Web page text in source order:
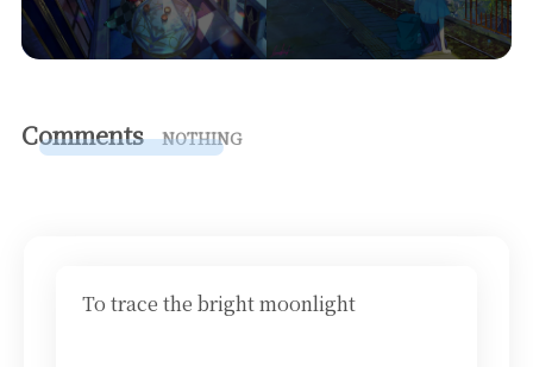
Comments NOTHING
To trace the bright moonlight